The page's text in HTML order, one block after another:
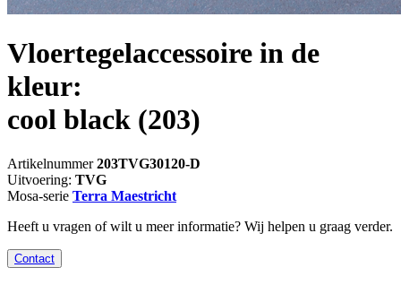
Vloertegelaccessoire in de
kleur:
cool black (203)
Artikelnummer203TVG30120-D
Uitvoering: TVG
Mosa-serie Terra Maestricht
Heeft u vragen of wilt u meer informatie? Wij helpen u graag verder.
Contact